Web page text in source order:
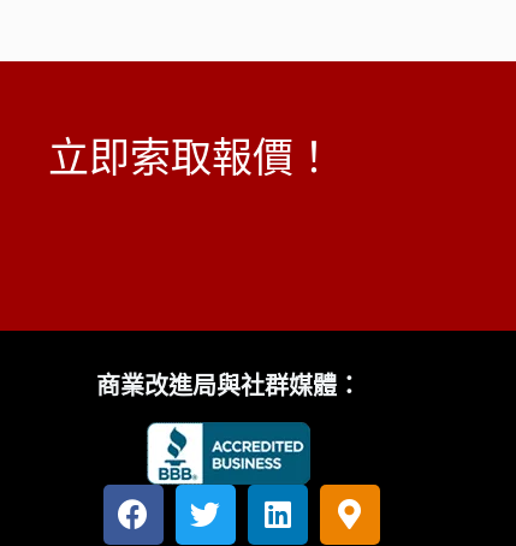
立即索取報價！
商業改進局與社群媒體：
臉
書
推
特
領
英
地
圖